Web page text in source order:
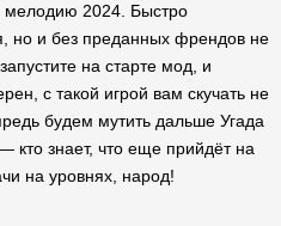
мелодию 2024. Быстро
но и без преданных френдов не
на старте мод, и
с такой игрой вам скучать не
будем мутить дальше Угада
кто знает, что еще прийдёт на
на уровнях, народ!